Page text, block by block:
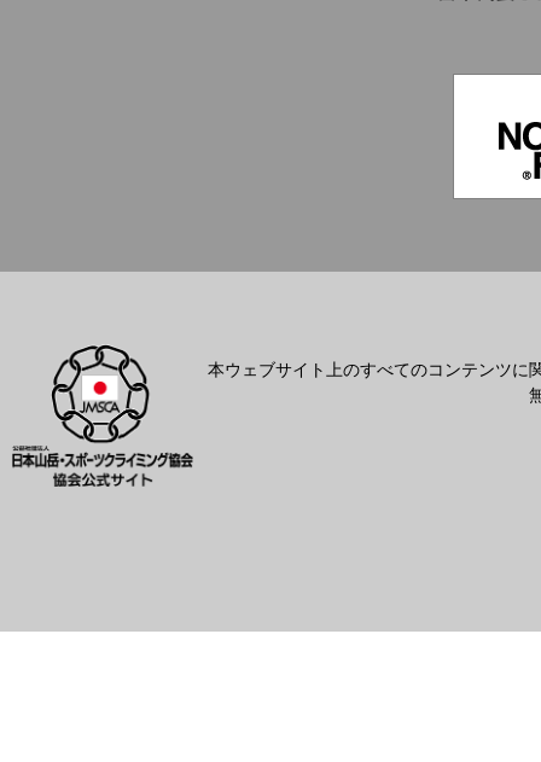
本ウェブサイト上のすべてのコンテンツに